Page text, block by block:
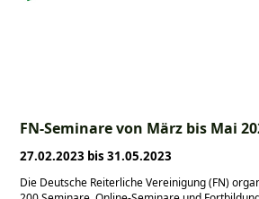
FN-Seminare von März bis Mai
27.02.2023 bis 31.05.2023
Die Deutsche Reiterliche Vereinigung (FN)